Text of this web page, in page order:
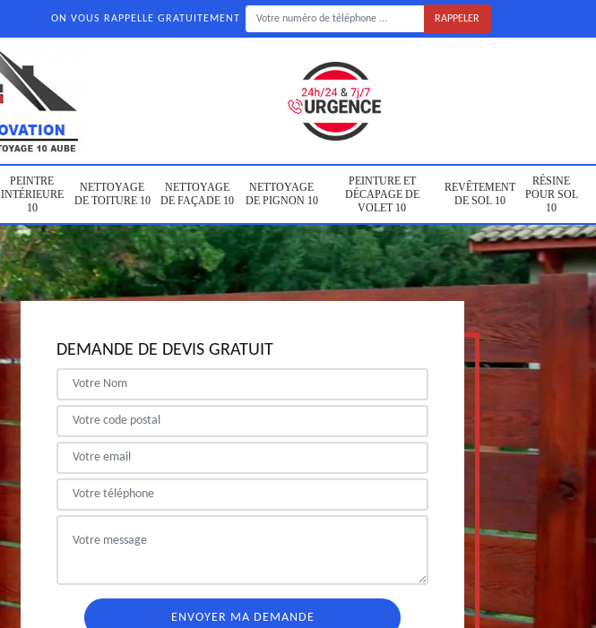
ON VOUS RAPPELLE GRATUITEMENT
PEINTRE
INTÉRIEURE
10
NETTOYAGE
DE TOITURE 10
NETTOYAGE
DE FAÇADE 10
NETTOYAGE
DE PIGNON 10
PEINTURE ET
DÉCAPAGE DE
VOLET 10
REVÊTEMENT
DE SOL 10
RÉSINE
POUR SOL
10
DEMANDE DE DEVIS GRATUIT